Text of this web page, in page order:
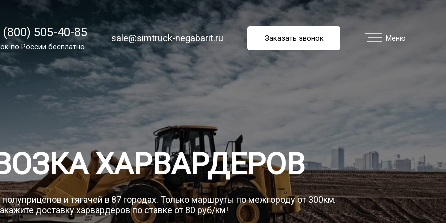
(800) 505-40-85
по России бесплатно
sale@simtruck-negabarit.ru Заказать звонок Меню
Заказать перевозку
О компании
Грузы
(800) 505-40-85
по России бесплатно
sale@simtruck-negabarit.ru Заказать звонок Меню
ХАРВАРДЕРОВ
и тягачей в 87 городах. Только маршруты по межгороду от 300км.
доставку харвардеров по ставке от 80 руб/км!